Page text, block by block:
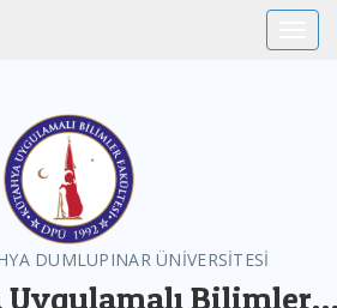
DUMLUPINAR ÜNİVERSİTESİ
Bilimler